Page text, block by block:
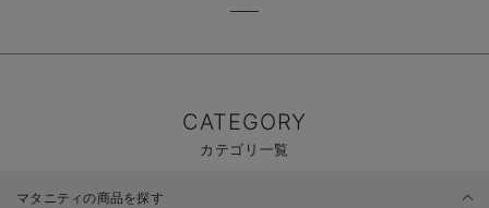
CATEGORY
カテゴリ一覧
マタニティの商品を探す